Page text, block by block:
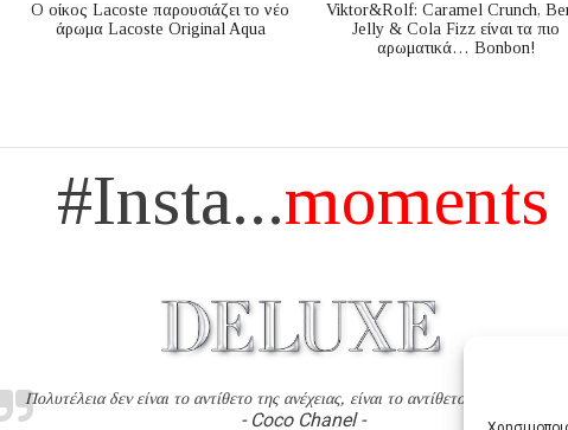
Ο οίκος Lacoste παρουσιάζει το νέο
άρωμα Lacoste Original Aqua
Viktor&Rolf: Caramel Crunch,
Jelly & Cola Fizz είναι τα πιο
αρωματικά… Bonbon!
#Insta...moments
Πολυτέλεια δεν είναι το αντίθετο της ανέχειας, είναι το αντίθετο της
- Coco Chanel -